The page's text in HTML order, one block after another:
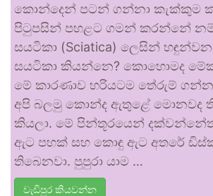
කොන්දෙන් පටන් ගන්නා කැක්කුම
පිටුපසින් පහළට ගමන් කරන්නේ
සයටිකා (Sciatica) ලෙසින්
සයටිකා කියන්නෙ? කොහොමද
මේ කාරණාව හරියටම තේරුම්
අපි බලමු කොන්ද ඇතුළේ මොනවද
කියලා. මේ පින්තූරයෙන්
ඇට පහක් සහ කොඳු ඇට අතරේ
තිබෙනවා. පුපුරා යාම …
වැඩිපුර කියවන්න